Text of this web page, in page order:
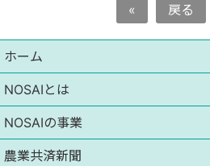
« 戻る
ホーム
NOSAIとは
NOSAIの事業
農業共済新聞